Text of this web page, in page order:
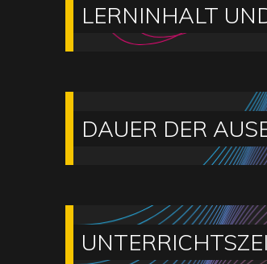
LERNINHALT
DAUER DER